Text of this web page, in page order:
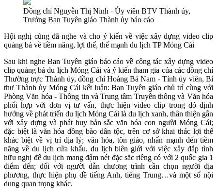
Đồng chí Nguyễn Thị Ninh - Ủy viên BTV Thành ủy,
Trưởng Ban Tuyên giáo Thành ủy báo cáo
Hội nghị cũng đã nghe và cho ý kiến về việc xây dựng video clip
quảng bá về tiềm năng, lợi thế, thế mạnh du lịch TP Móng Cái
Sau khi nghe Ban Tuyên giáo báo cáo về công tác xây dựng video
clip quảng bá du lịch Móng Cái và ý kiến tham gia của các đồng chí
Thường trực Thành ủy, đồng chí Hoàng Bá Nam - Tỉnh ủy viên, Bí
thư Thành ủy Móng Cái kết luận: Ban Tuyên giáo chủ trì cùng với
Phòng Văn hóa - Thông tin và Trung tâm Truyên thông và Văn hóa
phối hợp với đơn vị tư vấn, thực hiện video clip trong đó định
hướng về phát triển du lịch Móng Cái là du lịch xanh, thân thiện gắn
với xây dựng và phát huy bản sắc văn hóa con người Móng Cái;
đặc biệt là văn hóa đồng bào dân tộc, trên cơ sở khai thác lợi thế
khác biệt về vị trí địa lý; văn hóa, tôn giáo, nhấn mạnh đến tiềm
năng về du lịch cửa khẩu, du lịch biên giới với việc xây đắp tình
hữu nghị để du lịch mang đậm nét đặc sắc riêng có với 2 quốc gia 1
điểm đến; đối với người dẫn chương trình cần chọn người địa
phương, thực hiện phụ đề tiếng Anh, tiếng Trung…và một số nội
dung quan trọng khác.